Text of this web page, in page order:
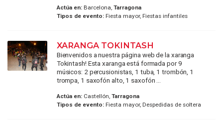
Actúa en:Barcelona, Tarragona
Tipos de evento:Fiesta mayor, Fiestas infantiles
XARANGA TOKINTASH
Bienvenidos a nuestra página web de la xaranga
Tokintash! Esta xaranga está formada por 9
músicos: 2 percusionistas, 1 tuba, 1 trombón, 1
trompa, 1 saxofón alto, 1 saxofón ...
Actúa en:Castellón, Tarragona
Tipos de evento:Fiesta mayor, Despedidas de soltera